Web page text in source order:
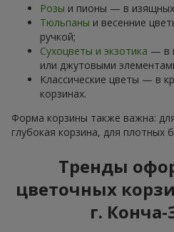
Розы и пионы — в изящных
Тюльпаны и весенние
ручкой;
Сухоцветы и экзотика — в
или джутовыми
Классические цветы — в
корзинах.
Форма корзины также важна:
глубокая корзина, для
Тренды
цветочных
г. Конча-